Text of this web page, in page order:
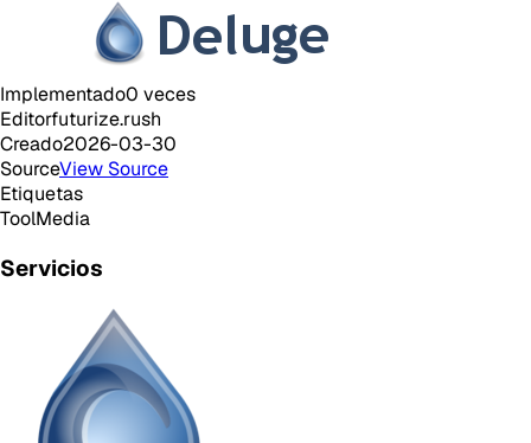
Implementado0 veces
Editorfuturize.rush
Creado2026-03-30
SourceView Source
Etiquetas
ToolMedia
Servicios